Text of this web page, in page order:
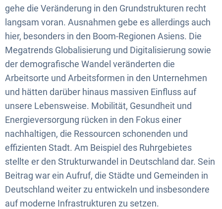
gehe die Veränderung in den Grundstrukturen recht
langsam voran. Ausnahmen gebe es allerdings auch
hier, besonders in den Boom-Regionen Asiens. Die
Megatrends Globalisierung und Digitalisierung sowie
der demografische Wandel veränderten die
Arbeitsorte und Arbeitsformen in den Unternehmen
und hätten darüber hinaus massiven Einfluss auf
unsere Lebensweise. Mobilität, Gesundheit und
Energieversorgung rücken in den Fokus einer
nachhaltigen, die Ressourcen schonenden und
effizienten Stadt. Am Beispiel des Ruhrgebietes
stellte er den Strukturwandel in Deutschland dar. Sein
Beitrag war ein Aufruf, die Städte und Gemeinden in
Deutschland weiter zu entwickeln und insbesondere
auf moderne Infrastrukturen zu setzen.